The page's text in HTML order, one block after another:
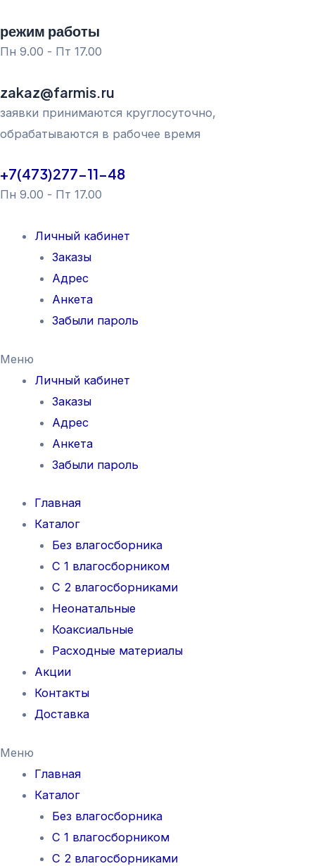
к
содержимому
режим работы
Пн 9.00 - Пт 17.00
zakaz@farmis.ru
заявки принимаются круглосуточно,
обрабатываются в рабочее время
+7(473)277-11-48
Пн 9.00 - Пт 17.00
Личный кабинет
Заказы
Адрес
Анкета
Забыли пароль
Меню
Личный кабинет
Заказы
Адрес
Анкета
Забыли пароль
Главная
Каталог
Без влагосборника
С 1 влагосборником
С 2 влагосборниками
Неонатальные
Коаксиальные
Расходные материалы
Акции
Контакты
Доставка
Меню
Главная
Каталог
Без влагосборника
С 1 влагосборником
С 2 влагосборниками